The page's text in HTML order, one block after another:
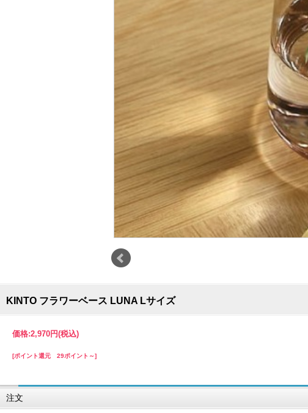
KINTO フラワーベース LUNA Lサイズ
価格:2,970円(税込)
[ポイント還元 29ポイント～]
注文